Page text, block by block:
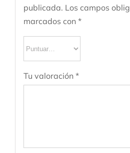
publicada. Los campos
marcados con *
Tu valoración *